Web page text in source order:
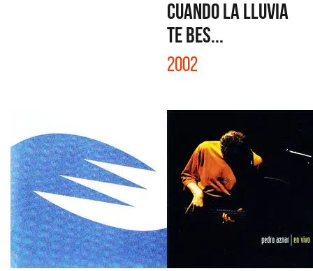
CUANDO LA LLUVIA
TE BES...
2002